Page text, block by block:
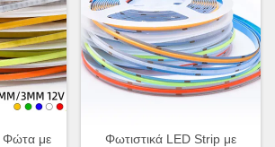
Φώτα με
Φωτιστικά LED Strip με